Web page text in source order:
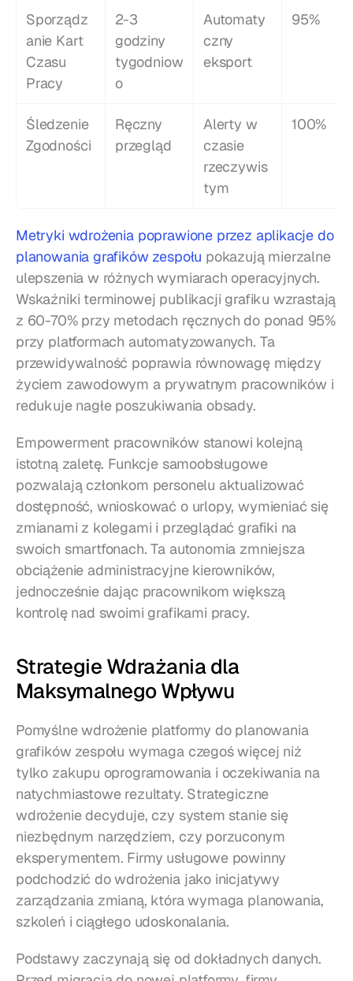
Sporządz
anie Kart
Czasu
Pracy
2-3
godziny
tygodniow
o
Automaty
czny
eksport
95%
Śledzenie
Zgodności
Ręczny
przegląd
Alerty w
czasie
rzeczywis
tym
100%
Metryki wdrożenia poprawione przez aplikacje do
planowania grafików zespołu pokazują mierzalne
ulepszenia w różnych wymiarach operacyjnych.
Wskaźniki terminowej publikacji grafiku wzrastają
z 60-70% przy metodach ręcznych do ponad 95%
przy platformach automatyzowanych. Ta
przewidywalność poprawia równowagę między
życiem zawodowym a prywatnym pracowników i
redukuje nagłe poszukiwania obsady.
Empowerment pracowników stanowi kolejną
istotną zaletę. Funkcje samoobsługowe
pozwalają członkom personelu aktualizować
dostępność, wnioskować o urlopy, wymieniać się
zmianami z kolegami i przeglądać grafiki na
swoich smartfonach. Ta autonomia zmniejsza
obciążenie administracyjne kierowników,
jednocześnie dając pracownikom większą
kontrolę nad swoimi grafikami pracy.
Strategie Wdrażania dla
Maksymalnego Wpływu
Pomyślne wdrożenie platformy do planowania
grafików zespołu wymaga czegoś więcej niż
tylko zakupu oprogramowania i oczekiwania na
natychmiastowe rezultaty. Strategiczne
wdrożenie decyduje, czy system stanie się
niezbędnym narzędziem, czy porzuconym
eksperymentem. Firmy usługowe powinny
podchodzić do wdrożenia jako inicjatywy
zarządzania zmianą, która wymaga planowania,
szkoleń i ciągłego udoskonalania.
Podstawy zaczynają się od dokładnych danych.